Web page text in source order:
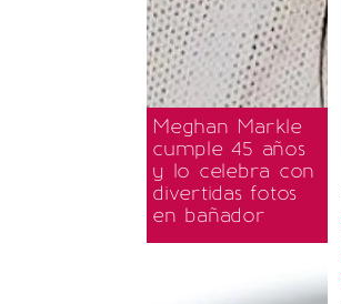
Meghan Markle
cumple 45 años
y lo celebra con
divertidas fotos
en bañador